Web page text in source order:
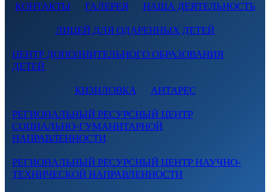
КОНТАКТЫ ГАЛЕРЕЯ НАША ДЕЯТЕЛЬНОСТЬ
ЛИЦЕЙ ДЛЯ ОДАРЕННЫХ ДЕТЕЙ
ЦЕНТР ДОПОЛНИТЕЛЬНОГО ОБРАЗОВАНИЯ
ДЕТЕЙ
КИЗИЛОВКА АНТАРЕС
РЕГИОНАЛЬНЫЙ РЕСУРСНЫЙ ЦЕНТР
СОЦИАЛЬНО-ГУМАНИТАРНОЙ
НАПРАВЛЕННОСТИ
РЕГИОНАЛЬНЫЙ РЕСУРСНЫЙ ЦЕНТР НАУЧНО-
ТЕХНИЧЕСКОЙ НАПРАВЛЕННОСТИ